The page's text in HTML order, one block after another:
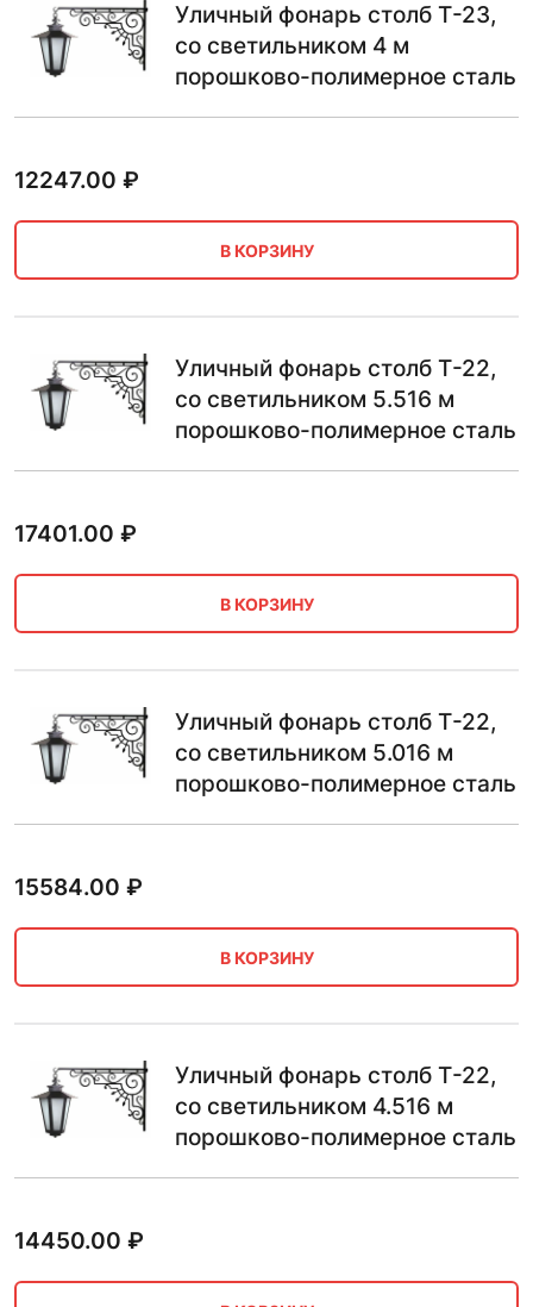
Уличный фонарь столб Т-23,
со светильником 4 м
порошково-полимерное сталь
12247.00 ₽
В КОРЗИНУ
Уличный фонарь столб Т-22,
со светильником 5.516 м
порошково-полимерное сталь
17401.00 ₽
В КОРЗИНУ
Уличный фонарь столб Т-22,
со светильником 5.016 м
порошково-полимерное сталь
15584.00 ₽
В КОРЗИНУ
Уличный фонарь столб Т-22,
со светильником 4.516 м
порошково-полимерное сталь
14450.00 ₽